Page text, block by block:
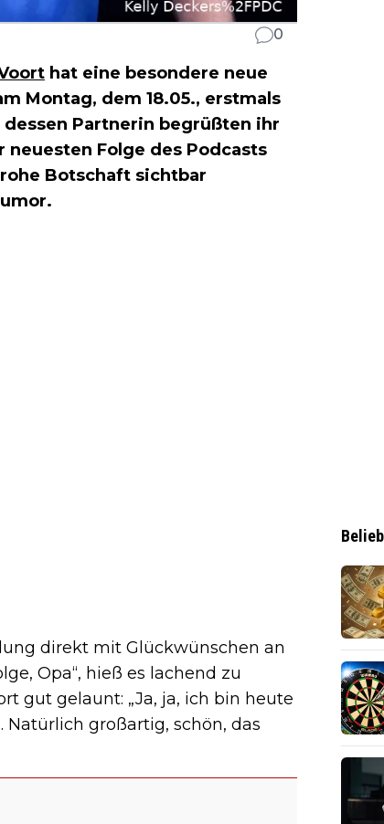
0
hat eine besondere neue
Montag, dem 18.05., erstmals
Partnerin begrüßten ihr
neuesten Folge des Podcasts
Botschaft sichtbar
direkt mit Glückwünschen an
Opa“, hieß es lachend zu
gut gelaunt: „Ja, ja, ich bin heute
großartig, schön, das